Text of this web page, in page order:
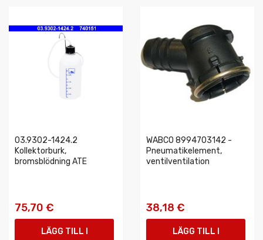
03.9302-1424.2
Kollektorburk,
bromsblödning ATE
75,70 €
LÄGG TILL I
WABCO 8994703142 -
Pneumatikelement,
ventilventilation
38,18 €
LÄGG TILL I